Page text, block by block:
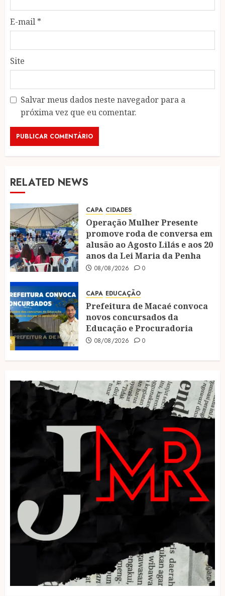
E-mail *
Site
Salvar meus dados neste navegador para a
próxima vez que eu comentar.
RELATED NEWS
CAPA CIDADES
Operação Mulher Presente
promove roda de conversa em
alusão ao Agosto Lilás e aos 20
anos da Lei Maria da Penha
08/08/2026 0
CAPA EDUCAÇÃO
Prefeitura de Macaé convoca
novos concursados da
Educação e Procuradoria
08/08/2026 0